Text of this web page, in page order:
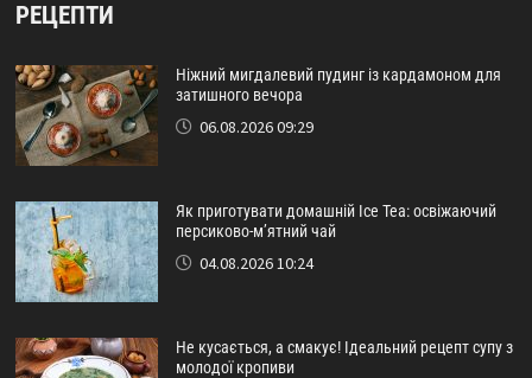
РЕЦЕПТИ
Ніжний мигдалевий пудинг із кардамоном для
затишного вечора
06.08.2026 09:29
Як приготувати домашній Ice Tea: освіжаючий
персиково-м’ятний чай
04.08.2026 10:24
Не кусається, а смакує! Ідеальний рецепт супу з
молодої кропиви